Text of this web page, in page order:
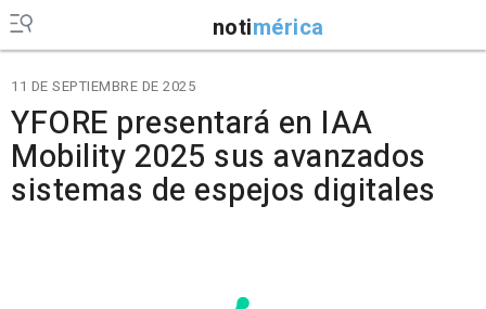
notimérica
11 DE SEPTIEMBRE DE 2025
YFORE presentará en IAA
Mobility 2025 sus avanzados
sistemas de espejos digitales